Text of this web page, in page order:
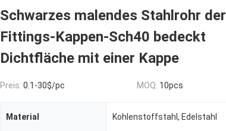
Schwarzes malendes Stahlrohr der
Fittings-Kappen-Sch40 bedeckt
Dichtfläche mit einer Kappe
Preis: 0.1-30$/pc MOQ: 10pcs
Material Kohlenstoffstahl, Edelstahl